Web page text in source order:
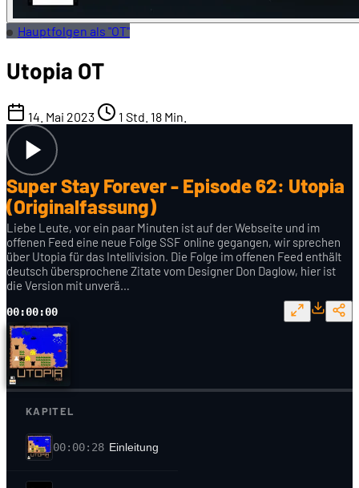
Hauptfolgen als "OT"
Utopia OT
14. Mai 2023 1 Std. 18 Min.
Super Stay Forever - Episode 62: Utopia
(Originalfassung)
Liebe Leute, vor ein paar Minuten ist auf der Webseite und im
offenen Feed eine neue Folge SSF online gegangen, wir sprechen
über Utopia für das Intellivision. Die Folge im offenen Feed enthält
deutsch übersprochene Zitate vom Designer Don Daglow, hier ist
die Version mit unverä…
00:00:00
KAPITEL
00:00:28 Einleitung